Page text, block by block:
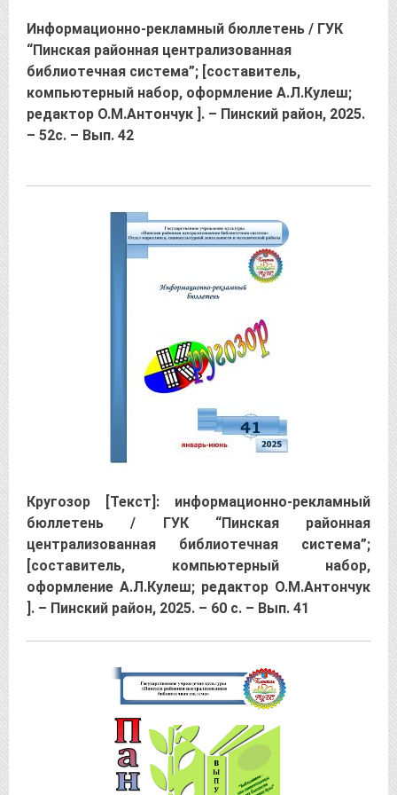
Информационно-рекламный бюллетень / ГУК
“Пинская районная централизованная
библиотечная система”; [составитель,
компьютерный набор, оформление А.Л.Кулеш;
редактор О.М.Антончук ]. – Пинский район, 2025.
– 52с. – Вып. 42
Кругозор [Текст]: информационно-рекламный
бюллетень / ГУК “Пинская районная
централизованная библиотечная система”;
[составитель, компьютерный набор,
оформление А.Л.Кулеш; редактор О.М.Антончук
]. – Пинский район, 2025. – 60 с. – Вып. 41